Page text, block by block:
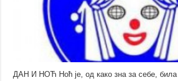
ДАН И НОЋ Ноћ је, од како зна за себе, била